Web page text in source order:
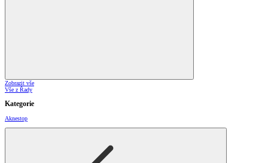
Zobrazit vše
Vše z Řady
Kategorie
Aknestop